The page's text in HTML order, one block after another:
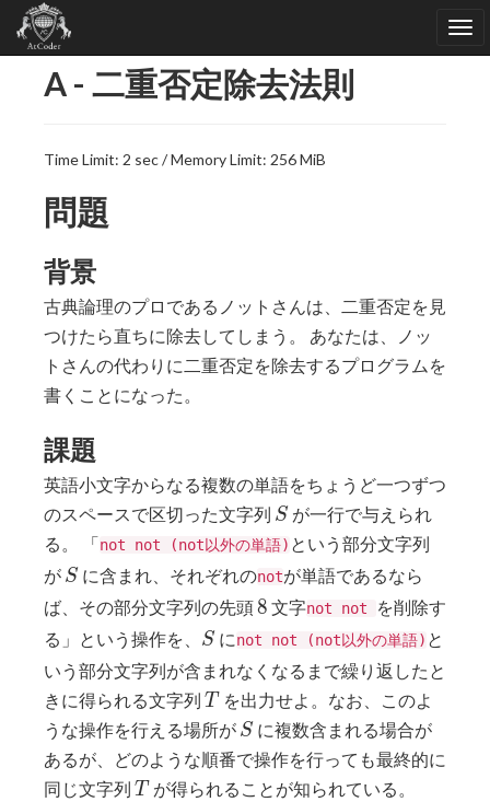
A - 二重否定除去法則
Time Limit: 2 sec / Memory Limit: 256 MiB
問題
背景
古典論理のプロであるノットさんは、二重否定を見
つけたら直ちに除去してしまう。 あなたは、ノッ
トさんの代わりに二重否定を除去するプログラムを
書くことになった。
課題
英語小文字からなる複数の単語をちょうど一つずつ
のスペースで区切った文字列 S
S が一行で与えられ
る。 「not not (not以外の単語) という部分文字列
が S
S に含まれ、それぞれのnotが単語であるなら
ば、その部分文字列の先頭8
8 文字not not
を削除す
る」という操作を、 S
S にnot not (not以外の単語) と
いう部分文字列が含まれなくなるまで繰り返したと
きに得られる文字列 T
T を出力せよ。なお、このよ
うな操作を行える場所が S
S に複数含まれる場合が
あるが、どのような順番で操作を行っても最終的に
同じ文字列 T
T が得られることが知られている。